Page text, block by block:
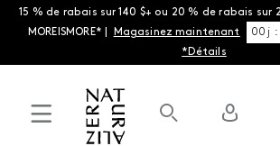
15 % de rabais sur 140 $+ ou 20 % de rabais sur
MOREISMORE* |
Magasinez maintenant 00 j :
*Détails